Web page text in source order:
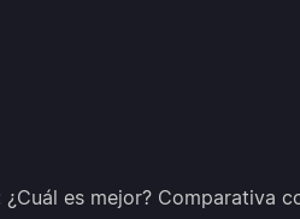
¿Cuál es mejor? Comparativa